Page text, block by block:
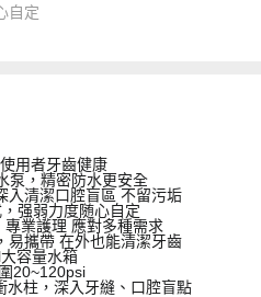
自定
用者牙齒健康
泵，精密防水更安全
入清潔口腔盲區 不留污垢
强弱力度随心自定
專業護理 應對多種需求
易攜帶 在外也能清潔牙齒
容量水箱
20~120psi
水柱，深入牙縫、口腔盲點